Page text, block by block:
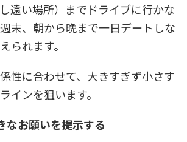
遠い場所）までドライブに行かな
末、朝から晩まで一日デートしな
られます。
性に合わせて、大きすぎず小さす
インを狙います。
なお願いを提示する